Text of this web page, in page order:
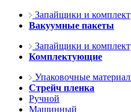
Запайщики и
Вакуумные пакеты
Запайщики и
Комплектующие
Упаковочные
Стрейч пленка
Ручной
Машинный